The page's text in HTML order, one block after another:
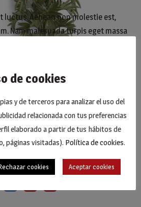
Aenean non molestie est,
Nam malesuada turpis eget massa
de cookies
y de terceros para analizar el uso del
relacionada con tus preferencias
elaborado a partir de tus hábitos de
páginas visitadas). Política de cookies.
cookies Aceptar cookies